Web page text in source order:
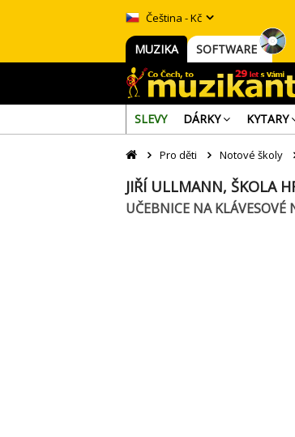
Čeština - Kč
MUZIKA SOFTWARE
SLEVY DÁRKY KYTARY
Pro děti Notové školy
JIŘÍ ULLMANN, ŠKOLA
UČEBNICE NA KLÁVESOVÉ